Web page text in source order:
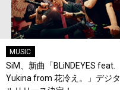
MUSIC
SiM、新曲「BLiNDEYES feat.
Yukina from 花冷え。」デジタ